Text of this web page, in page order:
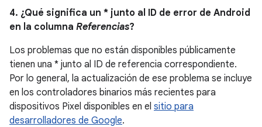
4. ¿Qué significa un * junto al ID de error de Android
en la columna Referencias?
Los problemas que no están disponibles públicamente
tienen una * junto al ID de referencia correspondiente.
Por lo general, la actualización de ese problema se incluye
en los controladores binarios más recientes para
dispositivos Pixel disponibles en el sitio para
desarrolladores de Google.